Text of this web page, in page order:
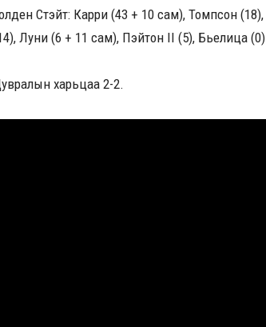
Стэйт: Карри (43 + 10 сам), Томпсон
Луни (6 + 11 сам), Пэйтон II (5), Бьелица
харьцаа 2-2.